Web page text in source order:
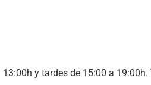
y tardes de 15:00 a